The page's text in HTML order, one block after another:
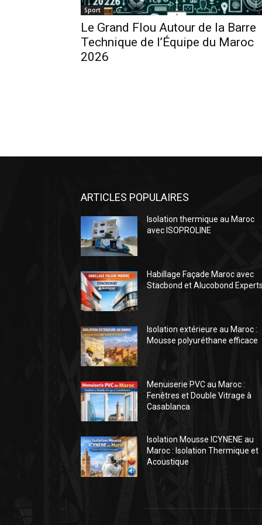
Sport
Le Grand Flou Autour de la Barre
Technique de l’Équipe du Maroc
2026
ARTICLES POPULAIRES
Isolation thermique au Maroc
avec ISOPROLINE
Habillage Façade Maroc avec
Stacbond et Alucobond
Isolation extérieure au Maroc :
Mousse polyuréthane efficace
Menuiserie PVC au Maroc :
Fenêtres et Double Vitrage à
Casablanca
Isolation Mousse ICYNENE au
Maroc : Isolation Thermique et
Acoustique